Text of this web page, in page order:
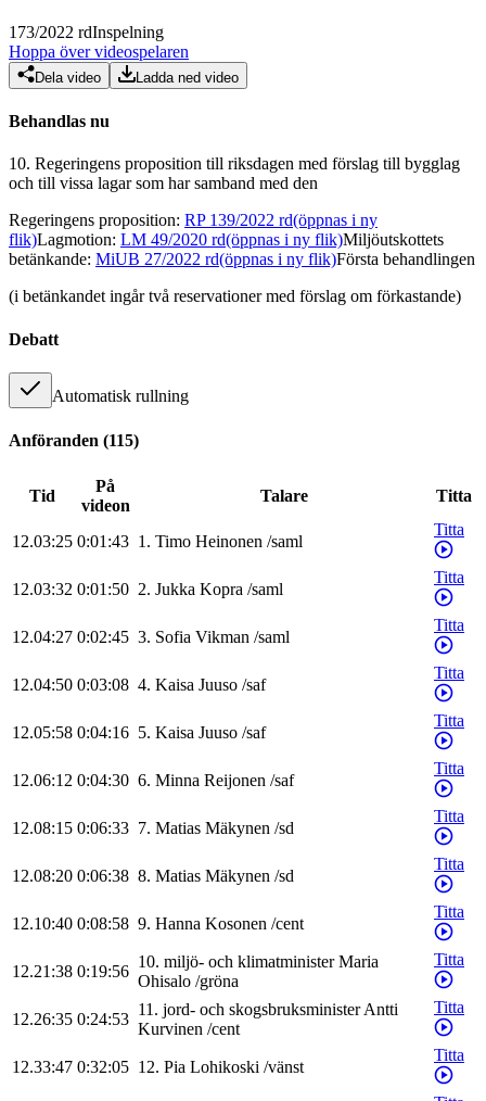
173/2022 rdInspelning
Hoppa över videospelaren
Dela video Ladda ned video
Behandlas nu
10. Regeringens proposition till riksdagen med förslag till bygglag
och till vissa lagar som har samband med den
Regeringens proposition: RP 139/2022 rd(öppnas i ny
flik)Lagmotion: LM 49/2020 rd(öppnas i ny flik)Miljöutskottets
betänkande: MiUB 27/2022 rd(öppnas i ny flik)Första behandlingen
(i betänkandet ingår två reservationer med förslag om förkastande)
Debatt
Automatisk rullning
Anföranden (115)
Tid
På
videon
Talare Titta
12.03:25 0:01:43 1. Timo Heinonen /saml
Titta
12.03:32 0:01:50 2. Jukka Kopra /saml
Titta
12.04:27 0:02:45 3. Sofia Vikman /saml
Titta
12.04:50 0:03:08 4. Kaisa Juuso /saf
Titta
12.05:58 0:04:16 5. Kaisa Juuso /saf
Titta
12.06:12 0:04:30 6. Minna Reijonen /saf
Titta
12.08:15 0:06:33 7. Matias Mäkynen /sd
Titta
12.08:20 0:06:38 8. Matias Mäkynen /sd
Titta
12.10:40 0:08:58 9. Hanna Kosonen /cent
Titta
12.21:38 0:19:56
10. miljö- och klimatminister Maria
Ohisalo /gröna
Titta
12.26:35 0:24:53
11. jord- och skogsbruksministerAntti
Kurvinen /cent
Titta
12.33:47 0:32:05 12. Pia Lohikoski /vänst
Titta